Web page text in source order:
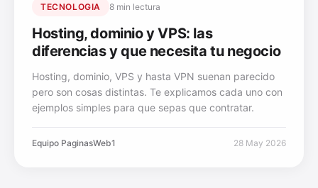
TECNOLOGIA 8 min lectura
Hosting, dominio y VPS: las
diferencias y que necesita tu negocio
Hosting, dominio, VPS y hasta VPN suenan parecido
pero son cosas distintas. Te explicamos cada uno con
ejemplos simples para que sepas que contratar.
Equipo PaginasWeb1 28 May 2026